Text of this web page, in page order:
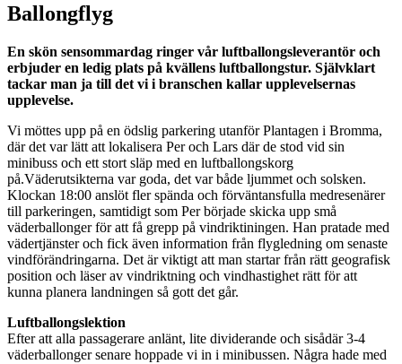
Ballongflyg
En skön sensommardag ringer vår luftballongsleverantör och
erbjuder en ledig plats på kvällens luftballongstur. Självklart
tackar man ja till det vi i branschen kallar upplevelsernas
upplevelse.
Vi möttes upp på en ödslig parkering utanför Plantagen i Bromma,
där det var lätt att lokalisera Per och Lars där de stod vid sin
minibuss och ett stort släp med en luftballongskorg
på.Väderutsikterna var goda, det var både ljummet och solsken.
Klockan 18:00 anslöt fler spända och förväntansfulla medresenärer
till parkeringen, samtidigt som Per började skicka upp små
väderballonger för att få grepp på vindriktiningen. Han pratade med
vädertjänster och fick även information från flygledning om senaste
vindförändringarna. Det är viktigt att man startar från rätt geografisk
position och läser av vindriktning och vindhastighet rätt för att
kunna planera landningen så gott det går.
Luftballongslektion
Efter att alla passagerare anlänt, lite dividerande och sisådär 3-4
väderballonger senare hoppade vi in i minibussen. Några hade med